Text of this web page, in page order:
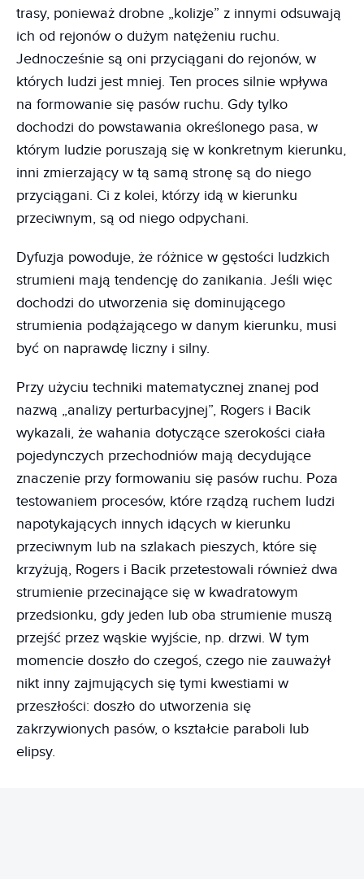
trasy, ponieważ drobne „kolizje” z innymi odsuwają
ich od rejonów o dużym natężeniu ruchu.
Jednocześnie są oni przyciągani do rejonów, w
których ludzi jest mniej. Ten proces silnie wpływa
na formowanie się pasów ruchu. Gdy tylko
dochodzi do powstawania określonego pasa, w
którym ludzie poruszają się w konkretnym kierunku,
inni zmierzający w tą samą stronę są do niego
przyciągani. Ci z kolei, którzy idą w kierunku
przeciwnym, są od niego odpychani.
Dyfuzja powoduje, że różnice w gęstości ludzkich
strumieni mają tendencję do zanikania. Jeśli więc
dochodzi do utworzenia się dominującego
strumienia podążającego w danym kierunku, musi
być on naprawdę liczny i silny.
Przy użyciu techniki matematycznej znanej pod
nazwą „analizy perturbacyjnej”, Rogers i Bacik
wykazali, że wahania dotyczące szerokości ciała
pojedynczych przechodniów mają decydujące
znaczenie przy formowaniu się pasów ruchu. Poza
testowaniem procesów, które rządzą ruchem ludzi
napotykających innych idących w kierunku
przeciwnym lub na szlakach pieszych, które się
krzyżują, Rogers i Bacik przetestowali również dwa
strumienie przecinające się w kwadratowym
przedsionku, gdy jeden lub oba strumienie muszą
przejść przez wąskie wyjście, np. drzwi. W tym
momencie doszło do czegoś, czego nie zauważył
nikt inny zajmujących się tymi kwestiami w
przeszłości: doszło do utworzenia się
zakrzywionych pasów, o kształcie paraboli lub
elipsy.